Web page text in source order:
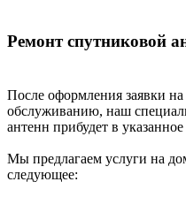
Ремонт спутниковой
После оформления заявки
обслуживанию, наш
антенн прибудет в
Мы предлагаем услуги на
следующее: